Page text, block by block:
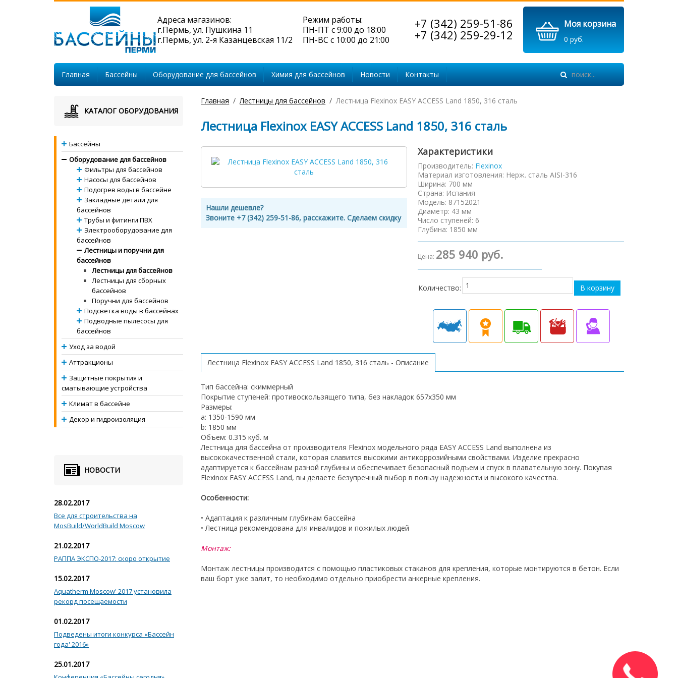
Моя корзина
0 руб.
+7 (342) 259-51-86
+7 (342) 259-29-12
Режим работы:
ПН-ПТ с 9:00 до 18:00
ПН-ВС с 10:00 до 21:00
Адреса магазинов:
г.Пермь, ул. Пушкина 11
г.Пермь, ул. 2-я Казанцевская 11/2
Главная Бассейны Оборудование для бассейнов Химия для бассейнов Новости Контакты
Главная Лестницы для бассейнов Лестница Flexinox EASY ACCESS Land 1850, 316 сталь
Лестница Flexinox EASY ACCESS Land 1850, 316 сталь
Нашли дешевле?
Звоните +7 (342) 259-51-86, расскажите. Сделаем скидку
Характеристики
Производитель: Flexinox
Материал изготовления: Нерж. сталь AISI-316
Ширина: 700 мм
Страна: Испания
Модель: 87152021
Диаметр: 43 мм
Число ступеней: 6
Глубина: 1850 мм
Цена: 285 940 руб.
Количество:
Лестница Flexinox EASY ACCESS Land 1850, 316 сталь - Описание
Тип бассейна: скиммерный
Покрытие ступеней: противоскользящего типа, без накладок 657х350 мм
Размеры:
a: 1350-1590 мм
b: 1850 мм
Объем: 0.315 куб. м
Лестница для бассейна от производителя Flexinox модельного ряда EASY ACCESS Land выполнена из
высококачественной стали, которая славится высокими антикоррозийными свойствами. Изделие прекрасно
адаптируется к бассейнам разной глубины и обеспечивает безопасный подъем и спуск в плавательную зону. Покупая
Flexinox EASY ACCESS Land, вы делаете безупречный выбор в пользу надежности и высокого качества.
Особенности:
• Адаптация к различным глубинам бассейна
• Лестница рекомендована для инвалидов и пожилых людей
Монтаж:
Монтаж лестницы производится с помощью пластиковых стаканов для крепления, которые монтируются в бетон. Если
ваш борт уже залит, то необходимо отдельно приобрести анкерные крепления.
КАТАЛОГ ОБОРУДОВАНИЯ
Бассейны
Оборудование для бассейнов
Фильтры для бассейнов
Насосы для бассейнов
Подогрев воды в бассейне
Закладные детали для
бассейнов
Трубы и фитинги ПВХ
Электрооборудование для
бассейнов
Лестницы и поручни для
бассейнов
Лестницы для бассейнов
Лестницы для сборных
бассейнов
Поручни для бассейнов
Подсветка воды в бассейнах
Подводные пылесосы для
бассейнов
Уход за водой
Аттракционы
Защитные покрытия и
сматывающие устройства
Климат в бассейне
Декор и гидроизоляция
НОВОСТИ
28.02.2017
Все для строительства на
MosBuild/WorldBuild Moscow
21.02.2017
РАППА ЭКСПО-2017: скоро открытие
15.02.2017
Aquatherm Moscow' 2017 установила
рекорд посещаемости
01.02.2017
Подведены итоги конкурса «Бассейн
года' 2016»
25.01.2017